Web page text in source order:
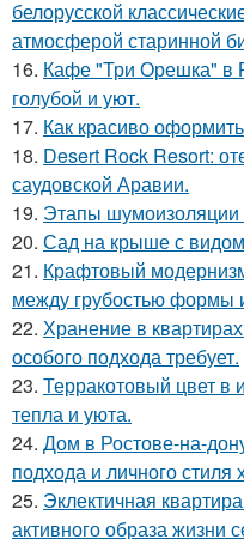
белорусской
атмосферой старинной
16. Кафе "Три Орешка" в
голубой и уют.
17. Как красиво
18. Desert Rock Resort:
саудовской Аравии.
19. Этапы шумоизоляции
20. Сад на крыше с
21. Крафтовый
между грубостью формы
22. Хранение в
особого подхода требует.
23. Терракотовый цвет в
тепла и уюта.
24. Дом в Ростове-на-
подхода и личного стиля
25. Эклектичная
активного образа жизни